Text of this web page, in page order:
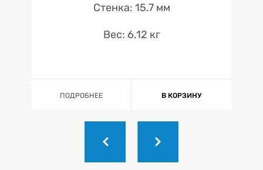
Стенка: 15.7 мм
Вес: 6.12 кг
ПОДРОБНЕЕ В КОРЗИНУ